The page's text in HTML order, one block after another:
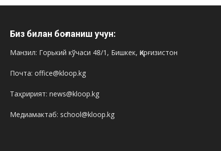
Биз билан боғланиш учун:
Манзил: Горький кўчаси 48/1, Бишкек, Қирғизистон
Почта: office@kloop.kg
Таҳририят: news@kloop.kg
Медиамактаб: school@kloop.kg